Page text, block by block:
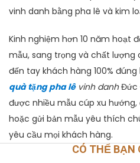
vinh danh bằng pha lê và kim
Kinh nghiệm hơn 10 năm hoạt
mẫu, sang trọng và chất lượng
đến tay khách hàng 100%
quà tặng pha lêvinh danhĐức
được nhiều mẫu cúp xu
hoặc gửi bản mẫu yêu thích
yêu cầu mọi khách hàng.
CÓ THỂ BẠN